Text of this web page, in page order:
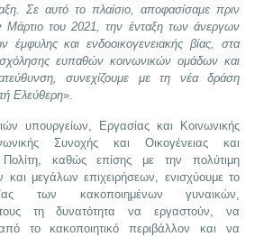
Σε αυτό το πλαίσιο, αποφασίσαμε πριν
Μάρτιο του 2021, την ένταξη των άνεργων
έμφυλης και ενδοοικογενειακής βίας, στα
ευπαθών κοινωνικών ομάδων και
συνεχίζουμε με τη νέα δράση
Ελεύθερη».
υπουργείων, Εργασίας και Κοινωνικής
Συνοχής και Οικογένειας και
Πολίτη, καθώς επίσης με την πολύτιμη
και μεγάλων επιχειρήσεων, ενισχύουμε το
των κακοποιημένων γυναικών,
τους τη δυνατότητα να εργαστούν, να
το κακοποιητικό περιβάλλον και να